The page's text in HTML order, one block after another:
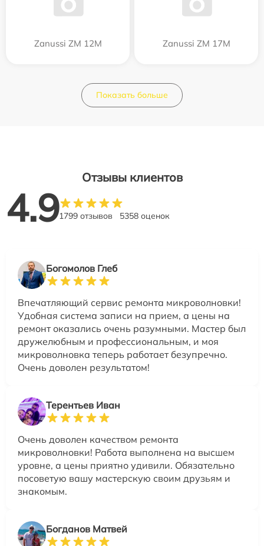
Zanussi ZM 12M Zanussi ZM 17M
Показать больше
Отзывы клиентов
4.91799 отзывов 5358 оценок
Богомолов Глеб
Впечатляющий сервис ремонта микроволновки!
Удобная система записи на прием, а цены на
ремонт оказались очень разумными. Мастер был
дружелюбным и профессиональным, и моя
микроволновка теперь работает безупречно.
Очень доволен результатом!
Терентьев Иван
Очень доволен качеством ремонта
микроволновки! Работа выполнена на высшем
уровне, а цены приятно удивили. Обязательно
посоветую вашу мастерскую своим друзьям и
знакомым.
Богданов Матвей